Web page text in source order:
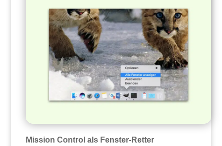
Mission Control als Fenster-Retter